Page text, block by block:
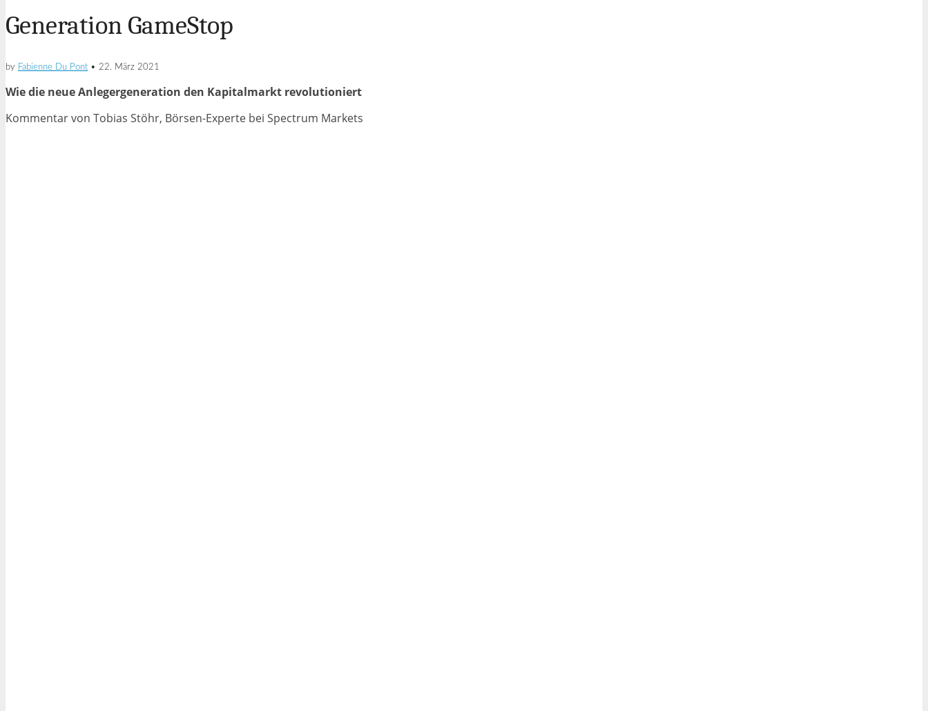
Generation GameStop
by Fabienne Du Pont • 22. März 2021
Wie die neue Anlegergeneration den Kapitalmarkt revolutioniert
Kommentar von Tobias Stöhr, Börsen-Experte bei Spectrum Markets